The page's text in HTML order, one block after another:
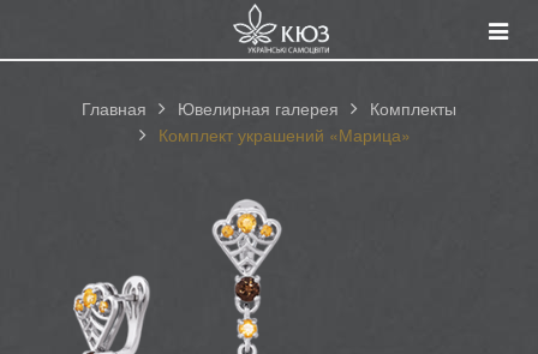
Главная Ювелирная галерея
Комплекты
Комплект украшений «Марица»